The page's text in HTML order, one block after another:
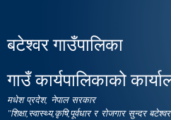
बटेश्वर गाउँपालिका
गाउँ कार्यपालिकाको
मधेश प्रदेश, नेपाल सरकार
"शिक्षा,स्वास्थ्य,कृषि,पूर्वधार र रोजगार सुन्दर